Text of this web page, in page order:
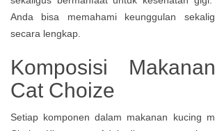
Anda bisa memahami keunggulan
secara lengkap.
Komposisi
Cat Choize
Setiap komponen dalam makanan kucing